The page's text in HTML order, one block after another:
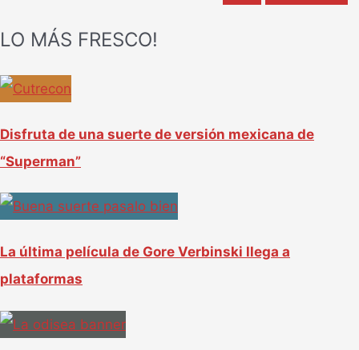
r
LO MÁS FRESCO!
Disfruta de una suerte de versión mexicana de
“Superman”
La última película de Gore Verbinski llega a
plataformas